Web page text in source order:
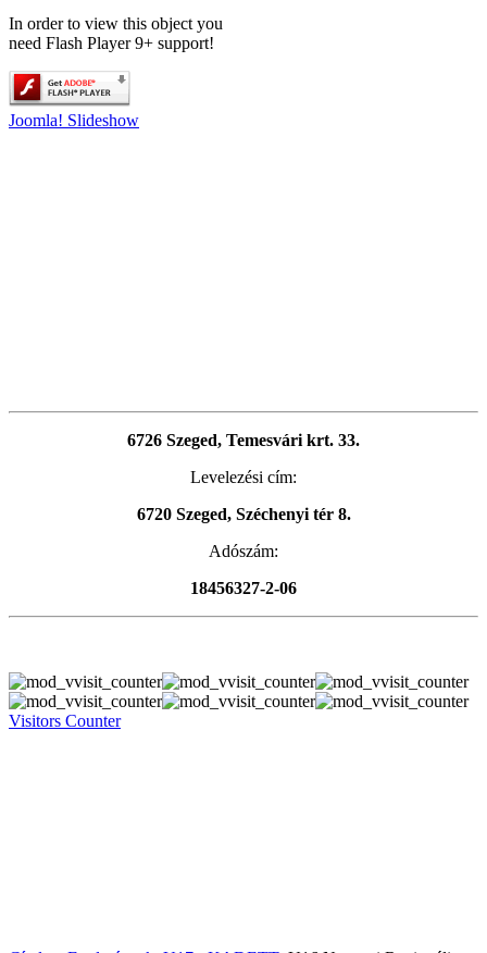
In order to view this object you
need Flash Player 9+ support!
Joomla! Slideshow
6726 Szeged, Temesvári krt. 33.
Levelezési cím:
6720 Szeged, Széchenyi tér 8.
Adószám:
18456327-2-06
Visitors Counter